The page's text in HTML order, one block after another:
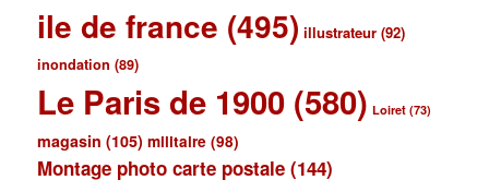
ile de france (495) illustrateur (92)
inondation (89)
Le Paris de 1900 (580) Loiret (73)
magasin (105) militaire (98)
Montage photo carte postale (144)